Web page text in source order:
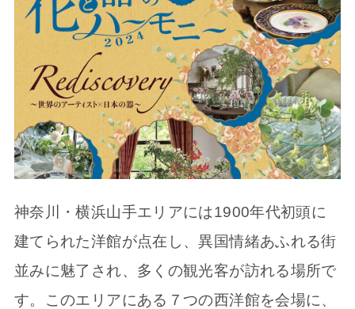
神奈川・横浜山手エリアには1900年代初頭に
建てられた洋館が点在し、異国情緒あふれる街
並みに魅了され、多くの観光客が訪れる場所で
す。このエリアにある７つの西洋館を会場に、